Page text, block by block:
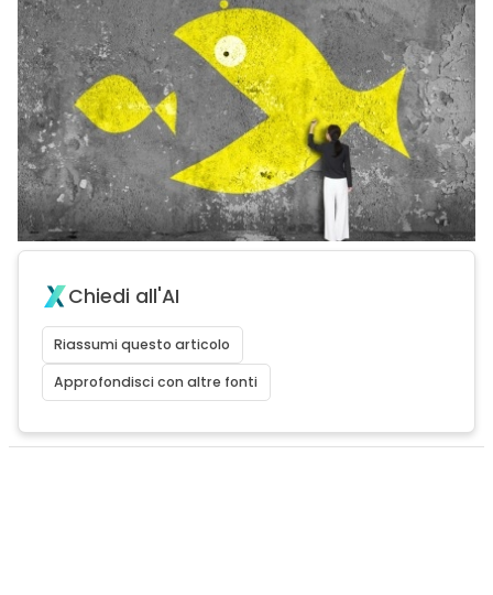
Chiedi all'AI
Riassumi questo articolo
Approfondisci con altre fonti